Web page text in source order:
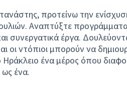
προτείνω την
Αναπτύξτε προγράμματα
συνεργατικά έργα.
οι ντόπιοι μπορούν να
ένα μέρος όπου
ένα.